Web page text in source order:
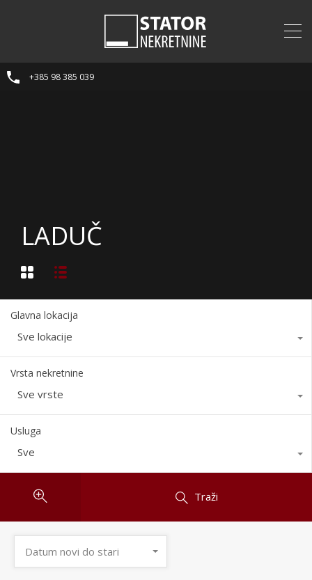
+385 98 385 039
LADUČ
Glavna lokacija
Sve lokacije
Vrsta nekretnine
Sve vrste
Usluga
Sve
Traži
Datum novi do stari